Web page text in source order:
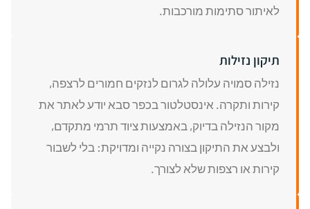
לאיתור סתימות מורכבות.
תיקון נזילות
נזילה סמויה עלולה לגרום לנזקים חמורים לרצפה,
קירות ותקרה. אינסטלטור בכפר סבא יודע לאתר את
מקור הנזילה בדיוק, באמצעות ציוד תרמי מתקדם,
ולבצע את התיקון בצורה נקייה ומדויקת: בלי לשבור
קירות או רצפות שלא לצורך.